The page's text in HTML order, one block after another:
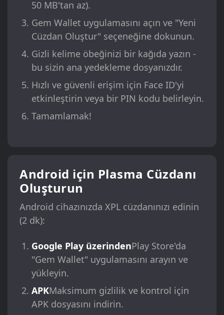
50 MB'tan az).
Gem Wallet uygulamasını açın ve "Yeni
Cüzdan Oluştur" seçeneğine dokunun.
Gizli kelime öbeğinizi bir kağıda yazın -
bu sizin ana yedekleme dosyanızdır.
Hızlı ve güvenli erişim için Face ID'yi
etkinleştirin veya bir PIN kodu belirleyin.
Tamamlamak!
Android için Plasma Cüzdanı
Oluşturun
Android cihazınızda XPL cüzdanınızı edinin
(2 dk):
Google Play üzerindenPlay Store'da
"Gem Wallet" uygulamasını arayın ve
yükleyin.
APKMaksimum gizlilik ve kontrol için
APK dosyasını indirin.